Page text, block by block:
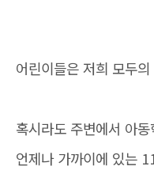
어린이들은 저희 모두
혹시라도 주변에서 아
언제나 가까이에 있는